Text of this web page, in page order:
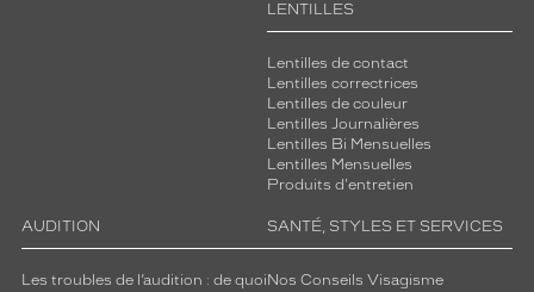
LENTILLES
Lentilles de contact
Lentilles correctrices
Lentilles de couleur
Lentilles Journalières
Lentilles Bi Mensuelles
Lentilles Mensuelles
Produits d'entretien
AUDITION
Les troubles de l’audition : de quoi
SANTÉ, STYLES ET SERVICES
Nos Conseils Visagisme